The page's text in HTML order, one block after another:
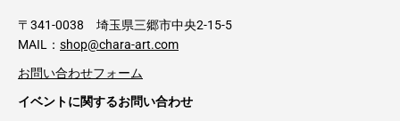
〒341-0038 埼玉県三郷市中央2-15-5
MAIL： shop@chara-art.com
お問い合わせフォーム
イベントに関するお問い合わせ